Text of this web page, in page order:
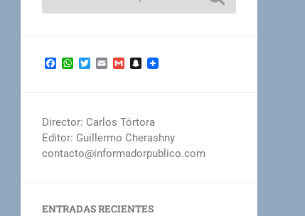
Facebook
WhatsApp
TwitterEmailGmailSnapchat
Director: Carlos Tórtora
Editor: Guillermo Cherashny
contacto@informadorpublico.com
ENTRADAS RECIENTES